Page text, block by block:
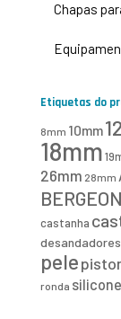
Chapas
Etiquetas do
8mm 10mm
18mm
26mm 28mm
BERGEON
castanha
desandadores
pele
ronda silicone